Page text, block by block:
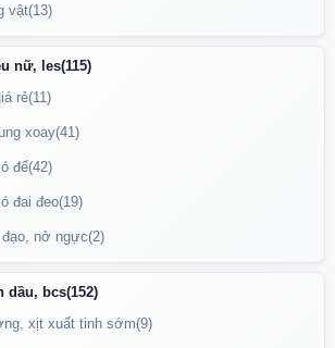
xanh
bôi trơndịu nhẹ – an toàn – dễ sử dụng,
nên trọn vẹn và thoải mái hơn mỗi ngày.
quản
dụng
tránh ánh nắng trực tiếp
em
Update gần nhất lúc 20:56:50 18/06/2026
vật(13)
nữ, les(115)
rẻ(11)
xoay(41)
đế(42)
đai đeo(19)
nở ngực(2)
dầu, bcs(152)
xịt xuất tinh sớm(9)